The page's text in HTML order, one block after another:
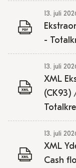
13. juli
-
13. juli
XML
(CK93)
13. juli
XML
Cash